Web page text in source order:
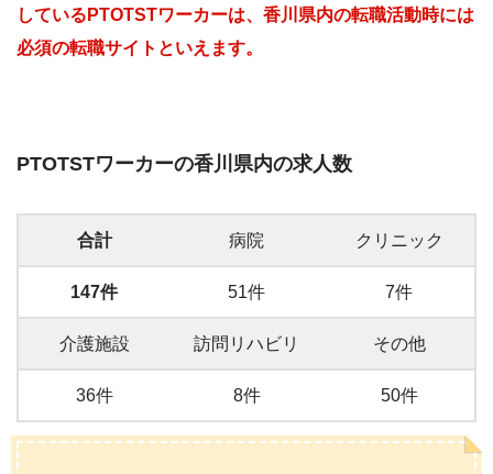
しているPTOTSTワーカーは、香川県内の転職活動時には
必須の転職サイトといえます。
PTOTSTワーカーの香川県内の求人数
合計 病院 クリニック
147件 51件 7件
介護施設 訪問リハビリ その他
36件 8件 50件